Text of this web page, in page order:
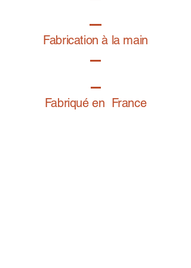
Fabrication à la main
Fabriqué en France